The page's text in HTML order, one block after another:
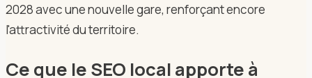
2028 avec une nouvelle gare, renforçant encore
l'attractivité du territoire.
Ce que le SEO local apporte à